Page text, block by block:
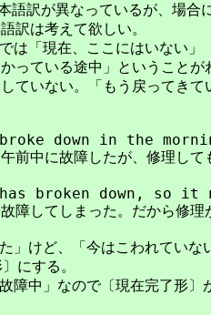
が異なっているが、場合に
訳は考えて欲しい。
「現在、ここにはいない」
っている途中」ということ
ていない。「もう戻ってきて
down in the
に故障したが、修理して
broken down, so it
てしまった。だから修理
けど、「今はこわれて
にする。
中」なので〔現在完了形〕